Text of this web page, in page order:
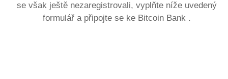
se však ještě nezaregistrovali, vyplňte níže uvedený
formulář a připojte se ke Bitcoin Bank .